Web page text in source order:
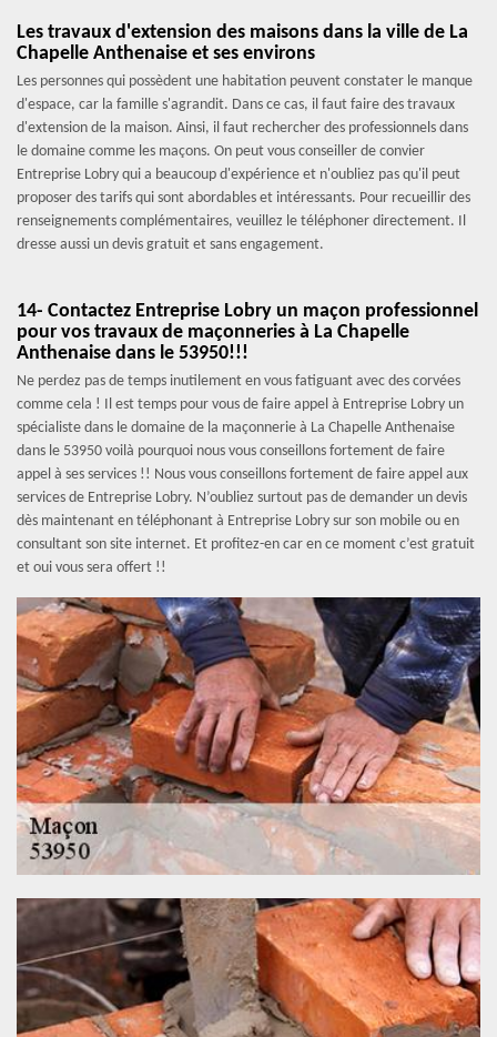
Les travaux d'extension des maisons dans la ville de La
Chapelle Anthenaise et ses environs
Les personnes qui possèdent une habitation peuvent constater le manque
d'espace, car la famille s'agrandit. Dans ce cas, il faut faire des travaux
d'extension de la maison. Ainsi, il faut rechercher des professionnels dans
le domaine comme les maçons. On peut vous conseiller de convier
Entreprise Lobry qui a beaucoup d'expérience et n'oubliez pas qu'il peut
proposer des tarifs qui sont abordables et intéressants. Pour recueillir des
renseignements complémentaires, veuillez le téléphoner directement. Il
dresse aussi un devis gratuit et sans engagement.
14- Contactez Entreprise Lobry un maçon professionnel
pour vos travaux de maçonneries à La Chapelle
Anthenaise dans le 53950!!!
Ne perdez pas de temps inutilement en vous fatiguant avec des corvées
comme cela ! Il est temps pour vous de faire appel à Entreprise Lobry un
spécialiste dans le domaine de la maçonnerie à La Chapelle Anthenaise
dans le 53950 voilà pourquoi nous vous conseillons fortement de faire
appel à ses services !! Nous vous conseillons fortement de faire appel aux
services de Entreprise Lobry. N’oubliez surtout pas de demander un devis
dès maintenant en téléphonant à Entreprise Lobry sur son mobile ou en
consultant son site internet. Et profitez-en car en ce moment c’est gratuit
et oui vous sera offert !!